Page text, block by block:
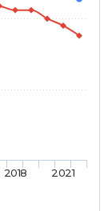
2018 2021